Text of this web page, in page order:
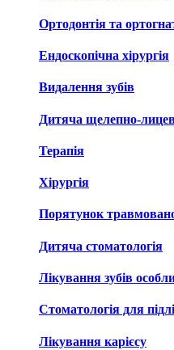
Ортодонтія та
Ендоскопічна хірургія
Видалення зубів
Дитяча щелепно-
Терапія
Хірургія
Порятунок
Дитяча стоматологія
Лікування зубів
Стоматологія для
Лікування карієсу